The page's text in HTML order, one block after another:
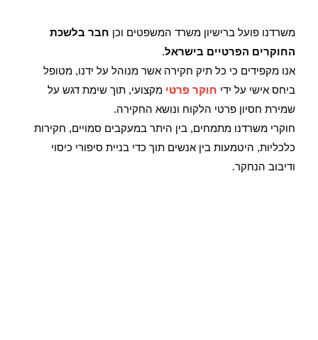
משרדנו פועל ברישיון משרד המשפטים וכן חבר בלשכת
החוקרים הפרטיים בישראל.
אנו מקפידים כי כל תיק חקירה אשר מנוהל על ידנו, מטופל
ביחס אישי על ידי חוקר פרטי מקצועי, תוך שימת דגש על
שמירת חסיון פרטי הלקוח ונושא החקירה.
חוקרי משרדנו מתמחים, בין היתר במעקבים סמויים, חקירות
כלכליות, היטמעות בין אנשים תוך כדי בניית סיפורי כיסוי
ודיבוב הנחקר.